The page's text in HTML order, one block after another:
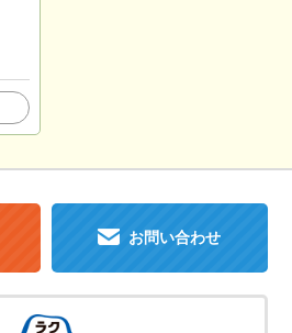
お問い合わせ